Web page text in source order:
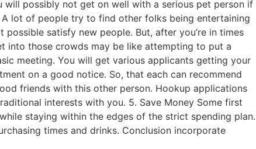
possibly not get on well with a serious pet person if
lot of people try to find other folks being entertaining
satisfy new people. But, after you’re in times
into those crowds may be like attempting to put a
meeting. You will get various applicants getting your
on a good notice. So, that each can recommend
friends with this other person. Hookup applications
interests with you. 5. Save Money Some first
staying within the edges of the strict spending plan.
times and drinks. Conclusion incorporate